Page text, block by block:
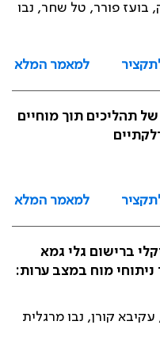
בועז פורר, טל שחר, נבו
למאמר המלא
צביעה חיובית כזובה ב-5-ALA של תהליכים תוך מוחיים
למאמר המלא
ברישום גלי גמא
ניתוחי מוח במצב ערות:
עקיבא קורן, נבו מרגלית